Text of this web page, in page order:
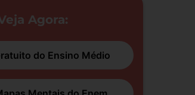
Agora:
do Ensino Médio